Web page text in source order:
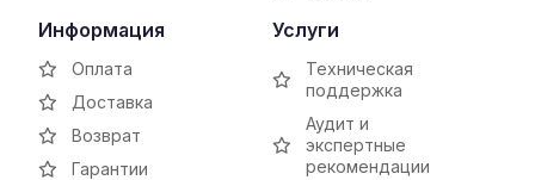
Информация
Оплата
Доставка
Возврат
Гарантии
Услуги
Техническая
поддержка
Аудит и
экспертные
рекомендации